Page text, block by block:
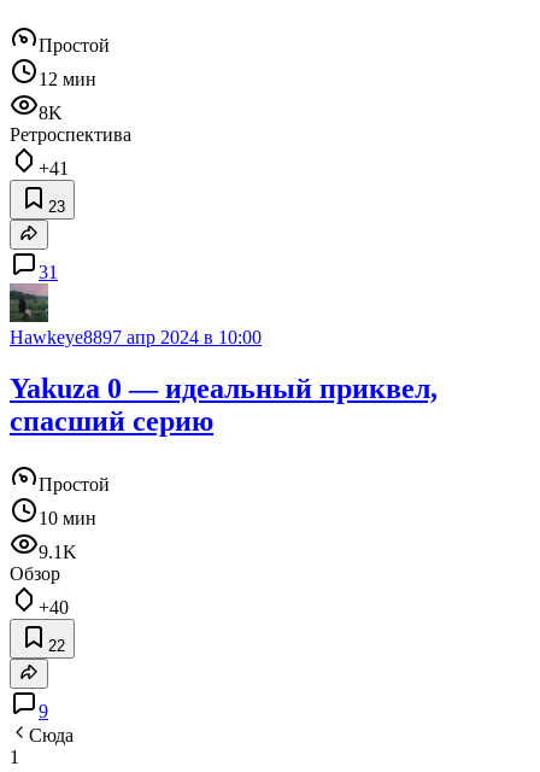
Простой
12 мин
8K
Ретроспектива
+41
23
31
Hawkeye8897 апр 2024 в 10:00
Yakuza 0 — идеальный приквел,
спасший серию
Простой
10 мин
9.1K
Обзор
+40
22
9
Сюда
1